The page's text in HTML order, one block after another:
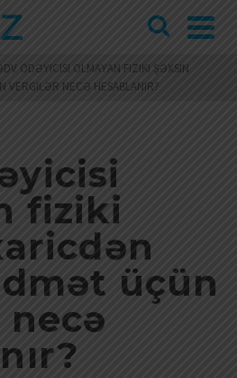
ÖDƏYICISI OLMAYAN FIZIKI ŞƏXSIN
VERGILƏR NECƏ HESABLANIR?
fiziki
üçün